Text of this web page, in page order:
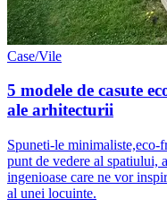
Case/Vile
5 modele de casute
ale arhitecturii
Spuneti-le
punt de vedere al spatiului,
ingenioase care ne vor
al unei locuinte.